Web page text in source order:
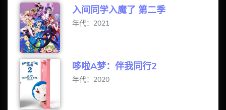
入间同学入魔了 第二季
年代：2021
哆啦A梦：伴我同行2
年代：2020